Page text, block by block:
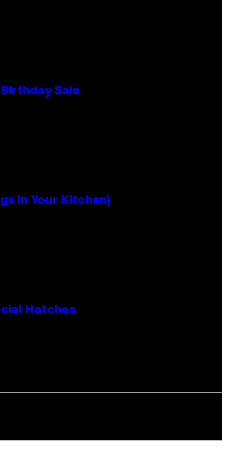
Sale
in Your Kitchen)
Hatches